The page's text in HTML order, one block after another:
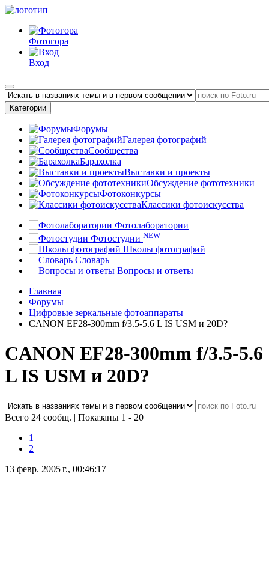
Фотогора
Вход
Категории
Форумы
Галерея фотографий
Сообщества
Барахолка
Выставки и проекты
Обсуждение фототехники
Фотоконкурсы
Классики фотоискусства
Фотолаборатории
Фотостудии NEW
Школы фотографий
Словарь
Вопросы и ответы
Главная
Форумы
Цифровые зеркальные фотоаппараты
CANON EF28-300mm f/3.5-5.6 L IS USM и 20D?
CANON EF28-300mm f/3.5-5.6
L IS USM и 20D?
Всего 24 сообщ. | Показаны 1 - 20
1
2
13 февр. 2005 г., 00:46:17